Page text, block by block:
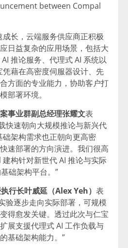
between Compal
长，云端服务供应商正积极
日益复杂的应用场景，包括大
推论服务、代理式 AI 系统以
凭藉在高密度伺服器设计、先
方面的专业能力，协助客户打
部署环境。
事业群副总经理张耀文表
快速朝向大规模推论与新兴代
架构需求也正朝向更高密
速部署的方向演进。我们很高
构针对新世代 AI 推论与实际
础架构平台。”
行长叶威延（Alex Yeh） 表
验逐步走向实际部署，可规模
得愈发关键。透过此次与仁宝
展支援代理式 AI 工作负载与
基础架构能力。”